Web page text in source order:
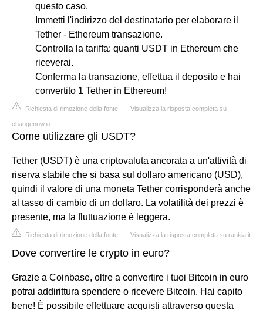
questo caso.
Immetti l'indirizzo del destinatario per elaborare il
Tether - Ethereum transazione.
Controlla la tariffa: quanti USDT in Ethereum che
riceverai.
Conferma la transazione, effettua il deposito e hai
convertito 1 Tether in Ethereum!
Richiesta di rimozione della fonte | Visualizza la risposta completa su
changenow.io
Come utilizzare gli USDT?
Tether (USDT) è una criptovaluta ancorata a un'attività di
riserva stabile che si basa sul dollaro americano (USD),
quindi il valore di una moneta Tether corrisponderà anche
al tasso di cambio di un dollaro. La volatilità dei prezzi è
presente, ma la fluttuazione è leggera.
Richiesta di rimozione della fonte | Visualizza la risposta completa su rankia.it
Dove convertire le crypto in euro?
Grazie a Coinbase, oltre a convertire i tuoi Bitcoin in euro
potrai addirittura spendere o ricevere Bitcoin. Hai capito
bene! È possibile effettuare acquisti attraverso questa